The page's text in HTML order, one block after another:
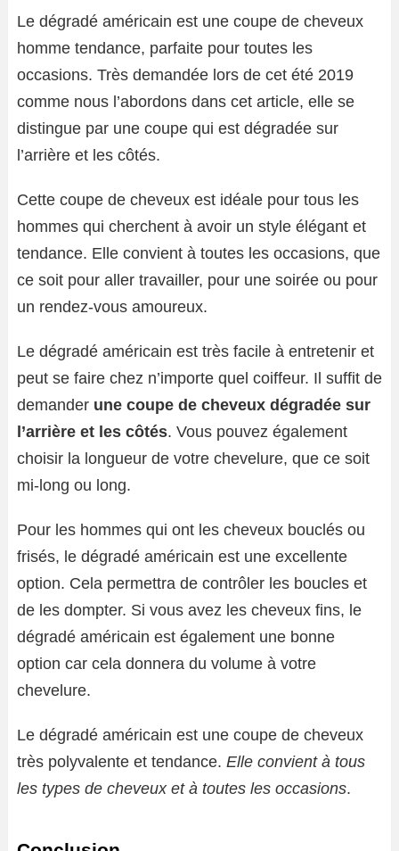
Le dégradé américain est une coupe de cheveux
homme tendance, parfaite pour toutes les
occasions. Très demandée lors de cet été 2019
comme nous l’abordons dans cet article, elle se
distingue par une coupe qui est dégradée sur
l’arrière et les côtés.
Cette coupe de cheveux est idéale pour tous les
hommes qui cherchent à avoir un style élégant et
tendance. Elle convient à toutes les occasions, que
ce soit pour aller travailler, pour une soirée ou pour
un rendez-vous amoureux.
Le dégradé américain est très facile à entretenir et
peut se faire chez n’importe quel coiffeur. Il suffit de
demander une coupe de cheveux dégradée sur
l’arrière et les côtés. Vous pouvez également
choisir la longueur de votre chevelure, que ce soit
mi-long ou long.
Pour les hommes qui ont les cheveux bouclés ou
frisés, le dégradé américain est une excellente
option. Cela permettra de contrôler les boucles et
de les dompter. Si vous avez les cheveux fins, le
dégradé américain est également une bonne
option car cela donnera du volume à votre
chevelure.
Le dégradé américain est une coupe de cheveux
très polyvalente et tendance. Elle convient à tous
les types de cheveux et à toutes les occasions.